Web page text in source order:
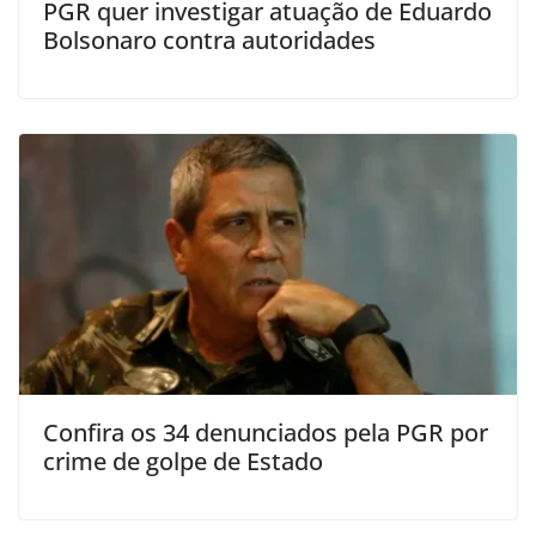
PGR quer investigar atuação de Eduardo
Bolsonaro contra autoridades
Confira os 34 denunciados pela PGR por
crime de golpe de Estado